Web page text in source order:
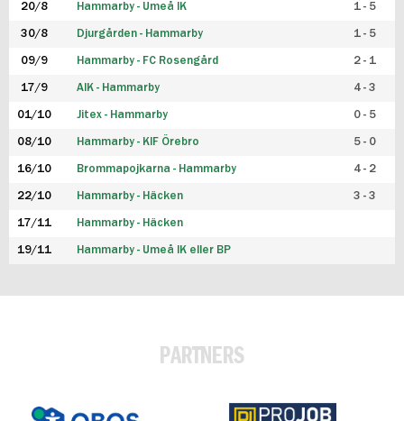
20/8 Hammarby - Umeå IK 1 - 5
30/8 Djurgården - Hammarby 1 - 5
09/9 Hammarby - FC Rosengård 2 - 1
17/9 AIK - Hammarby 4 - 3
01/10 Jitex - Hammarby 0 - 5
08/10 Hammarby - KIF Örebro 5 - 0
16/10 Brommapojkarna - Hammarby 4 - 2
22/10 Hammarby - Häcken 3 - 3
17/11 Hammarby - Häcken
19/11 Hammarby - Umeå IK eller BP
PARTNERS